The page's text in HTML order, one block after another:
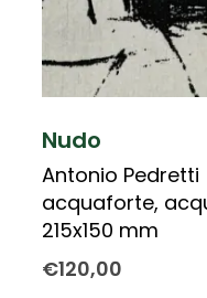
Nudo
Antonio Pedretti
acquaforte,
215x150 mm
€120,00